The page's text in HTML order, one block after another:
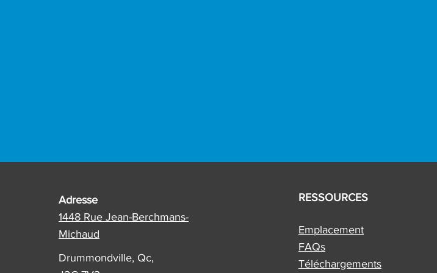
Adresse
1448 Rue Jean-Berchmans-
Michaud
Drummondville, Qc,
RESSOURCES
Emplacement
FAQs
Téléchargements